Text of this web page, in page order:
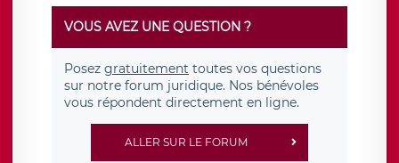
VOUS AVEZ UNE QUESTION ?
Posez gratuitement toutes vos questions
sur notre forum juridique. Nos bénévoles
vous répondent directement en ligne.
ALLER SUR LE FORUM